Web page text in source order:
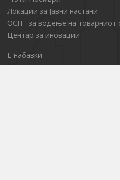
Локации за Јавни настани
ОСП - за водење на товарниот
Центар за иновации
Е-набавки
Јавни претпријатија